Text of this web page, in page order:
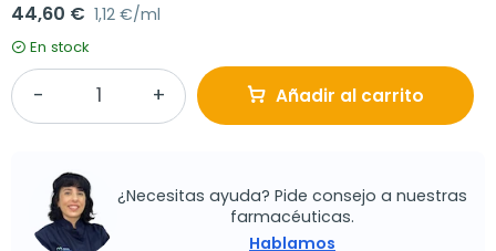
44,60 € 1,12 €/ml
En stock
Añadir al carrito
¿Necesitas ayuda? Pide consejo a nuestras
farmacéuticas.
Hablamos